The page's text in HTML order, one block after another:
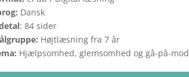
Dansk
: 84 sider
Højtlæsning fra 7 år
Hjælpsomhed, glemsomhed og gå-på-mod